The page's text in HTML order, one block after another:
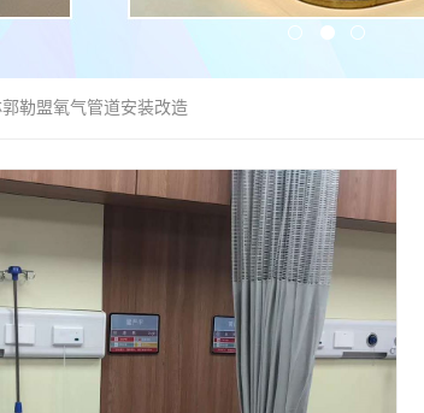
勒盟氧气管道安装改造